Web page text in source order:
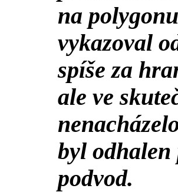
na
vykazoval
spíše za
ale ve
byl
podvod.